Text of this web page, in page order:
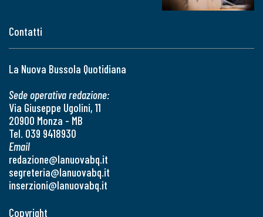
Contatti
La Nuova Bussola Quotidiana
Sede operativa redazione:
Via Giuseppe Ugolini, 11
20900 Monza - MB
Tel. 039 9418930
Email
redazione@lanuovabq.it
segreteria@lanuovabq.it
inserzioni@lanuovabq.it
Copyright